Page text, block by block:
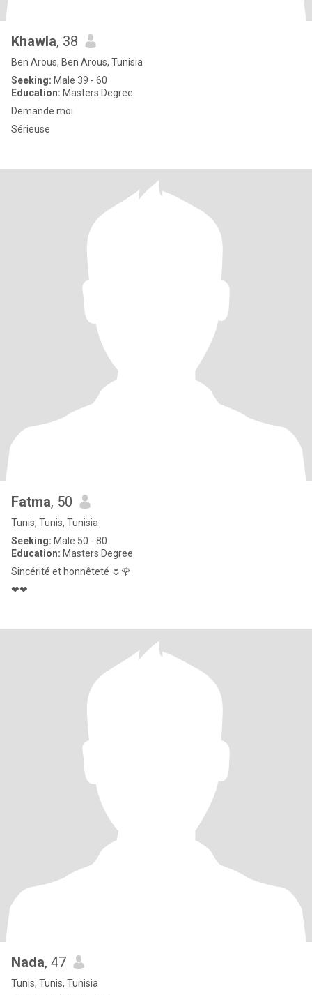
Khawla, 38
Ben Arous, Ben Arous, Tunisia
Seeking: Male 39 - 60
Education: Masters Degree
Demande moi
Sérieuse
Fatma, 50
Tunis, Tunis, Tunisia
Seeking: Male 50 - 80
Education: Masters Degree
Sincérité et honnêteté 🌷🌹
❤❤
Nada, 47
Tunis, Tunis, Tunisia